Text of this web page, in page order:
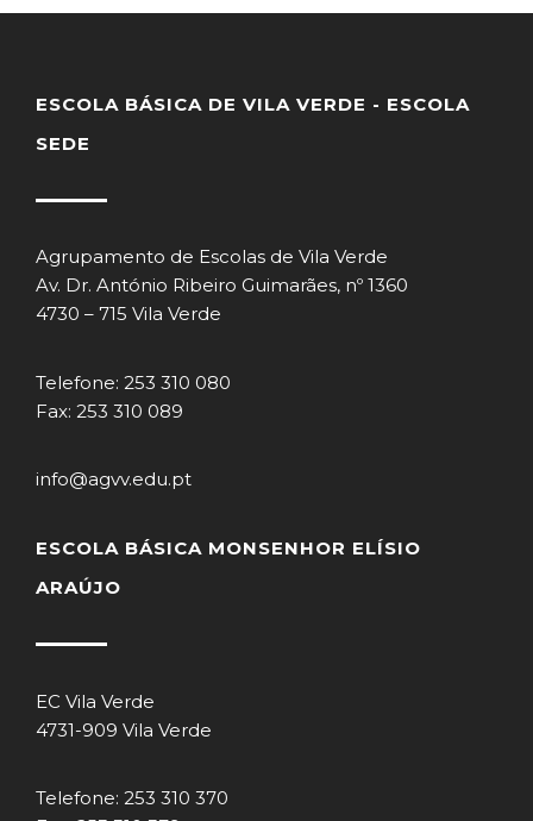
ESCOLA BÁSICA DE VILA VERDE - ESCOLA
SEDE
Agrupamento de Escolas de Vila Verde
Av. Dr. António Ribeiro Guimarães, nº 1360
4730 – 715 Vila Verde
Telefone: 253 310 080
Fax: 253 310 089
info@agvv.edu.pt
ESCOLA BÁSICA MONSENHOR ELÍSIO
ARAÚJO
EC Vila Verde
4731-909 Vila Verde
Telefone: 253 310 370